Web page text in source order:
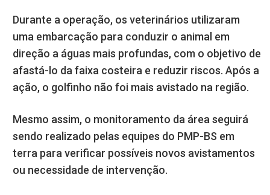
Durante a operação, os veterinários utilizaram
uma embarcação para conduzir o animal em
direção a águas mais profundas, com o objetivo de
afastá-lo da faixa costeira e reduzir riscos. Após a
ação, o golfinho não foi mais avistado na região.
Mesmo assim, o monitoramento da área seguirá
sendo realizado pelas equipes do PMP-BS em
terra para verificar possíveis novos avistamentos
ou necessidade de intervenção.